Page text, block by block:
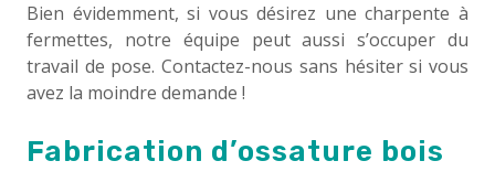
Bien évidemment, si vous désirez une charpente à
fermettes, notre équipe peut aussi s’occuper du
travail de pose. Contactez-nous sans hésiter si vous
avez la moindre demande !
Fabrication d’ossature bois